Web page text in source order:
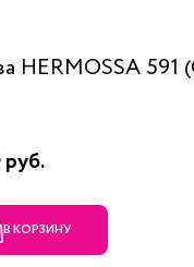
HERMOSSA 591
В КОРЗИНУ